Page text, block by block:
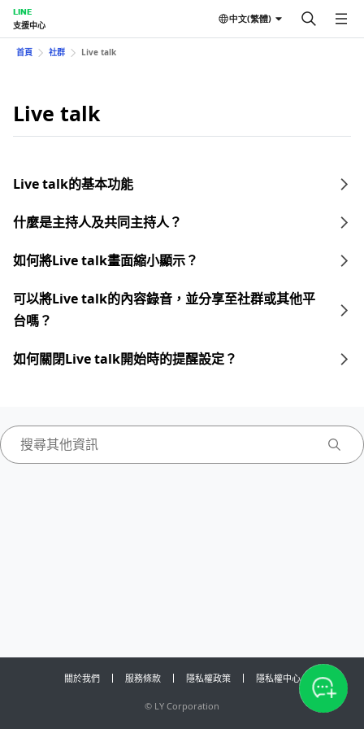
LINE
支援中心
中文(繁體)
首頁 社群 Live talk
Live talk
Live talk的基本功能
什麼是主持人及共同主持人？
如何將Live talk畫面縮小顯示？
可以將Live talk的內容錄音，並分享至社群或其他平
台嗎？
如何關閉Live talk開始時的提醒設定？
關於我們 服務條款 隱私權政策 隱私權中心
© LY Corporation